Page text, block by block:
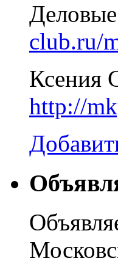
club.ru/
Ксения
http://